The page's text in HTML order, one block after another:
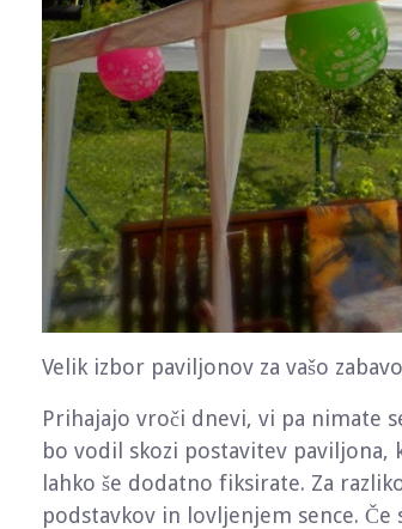
Velik izbor paviljonov za vašo
Prihajajo vroči dnevi, vi pa nimate
bo vodil skozi postavitev paviljona,
lahko še dodatno fiksirate. Za
podstavkov in lovljenjem sence.